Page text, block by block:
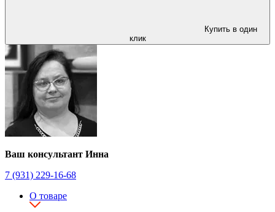
Купить в один
клик
Ваш консультант Инна
7 (931) 229-16-68
О товаре